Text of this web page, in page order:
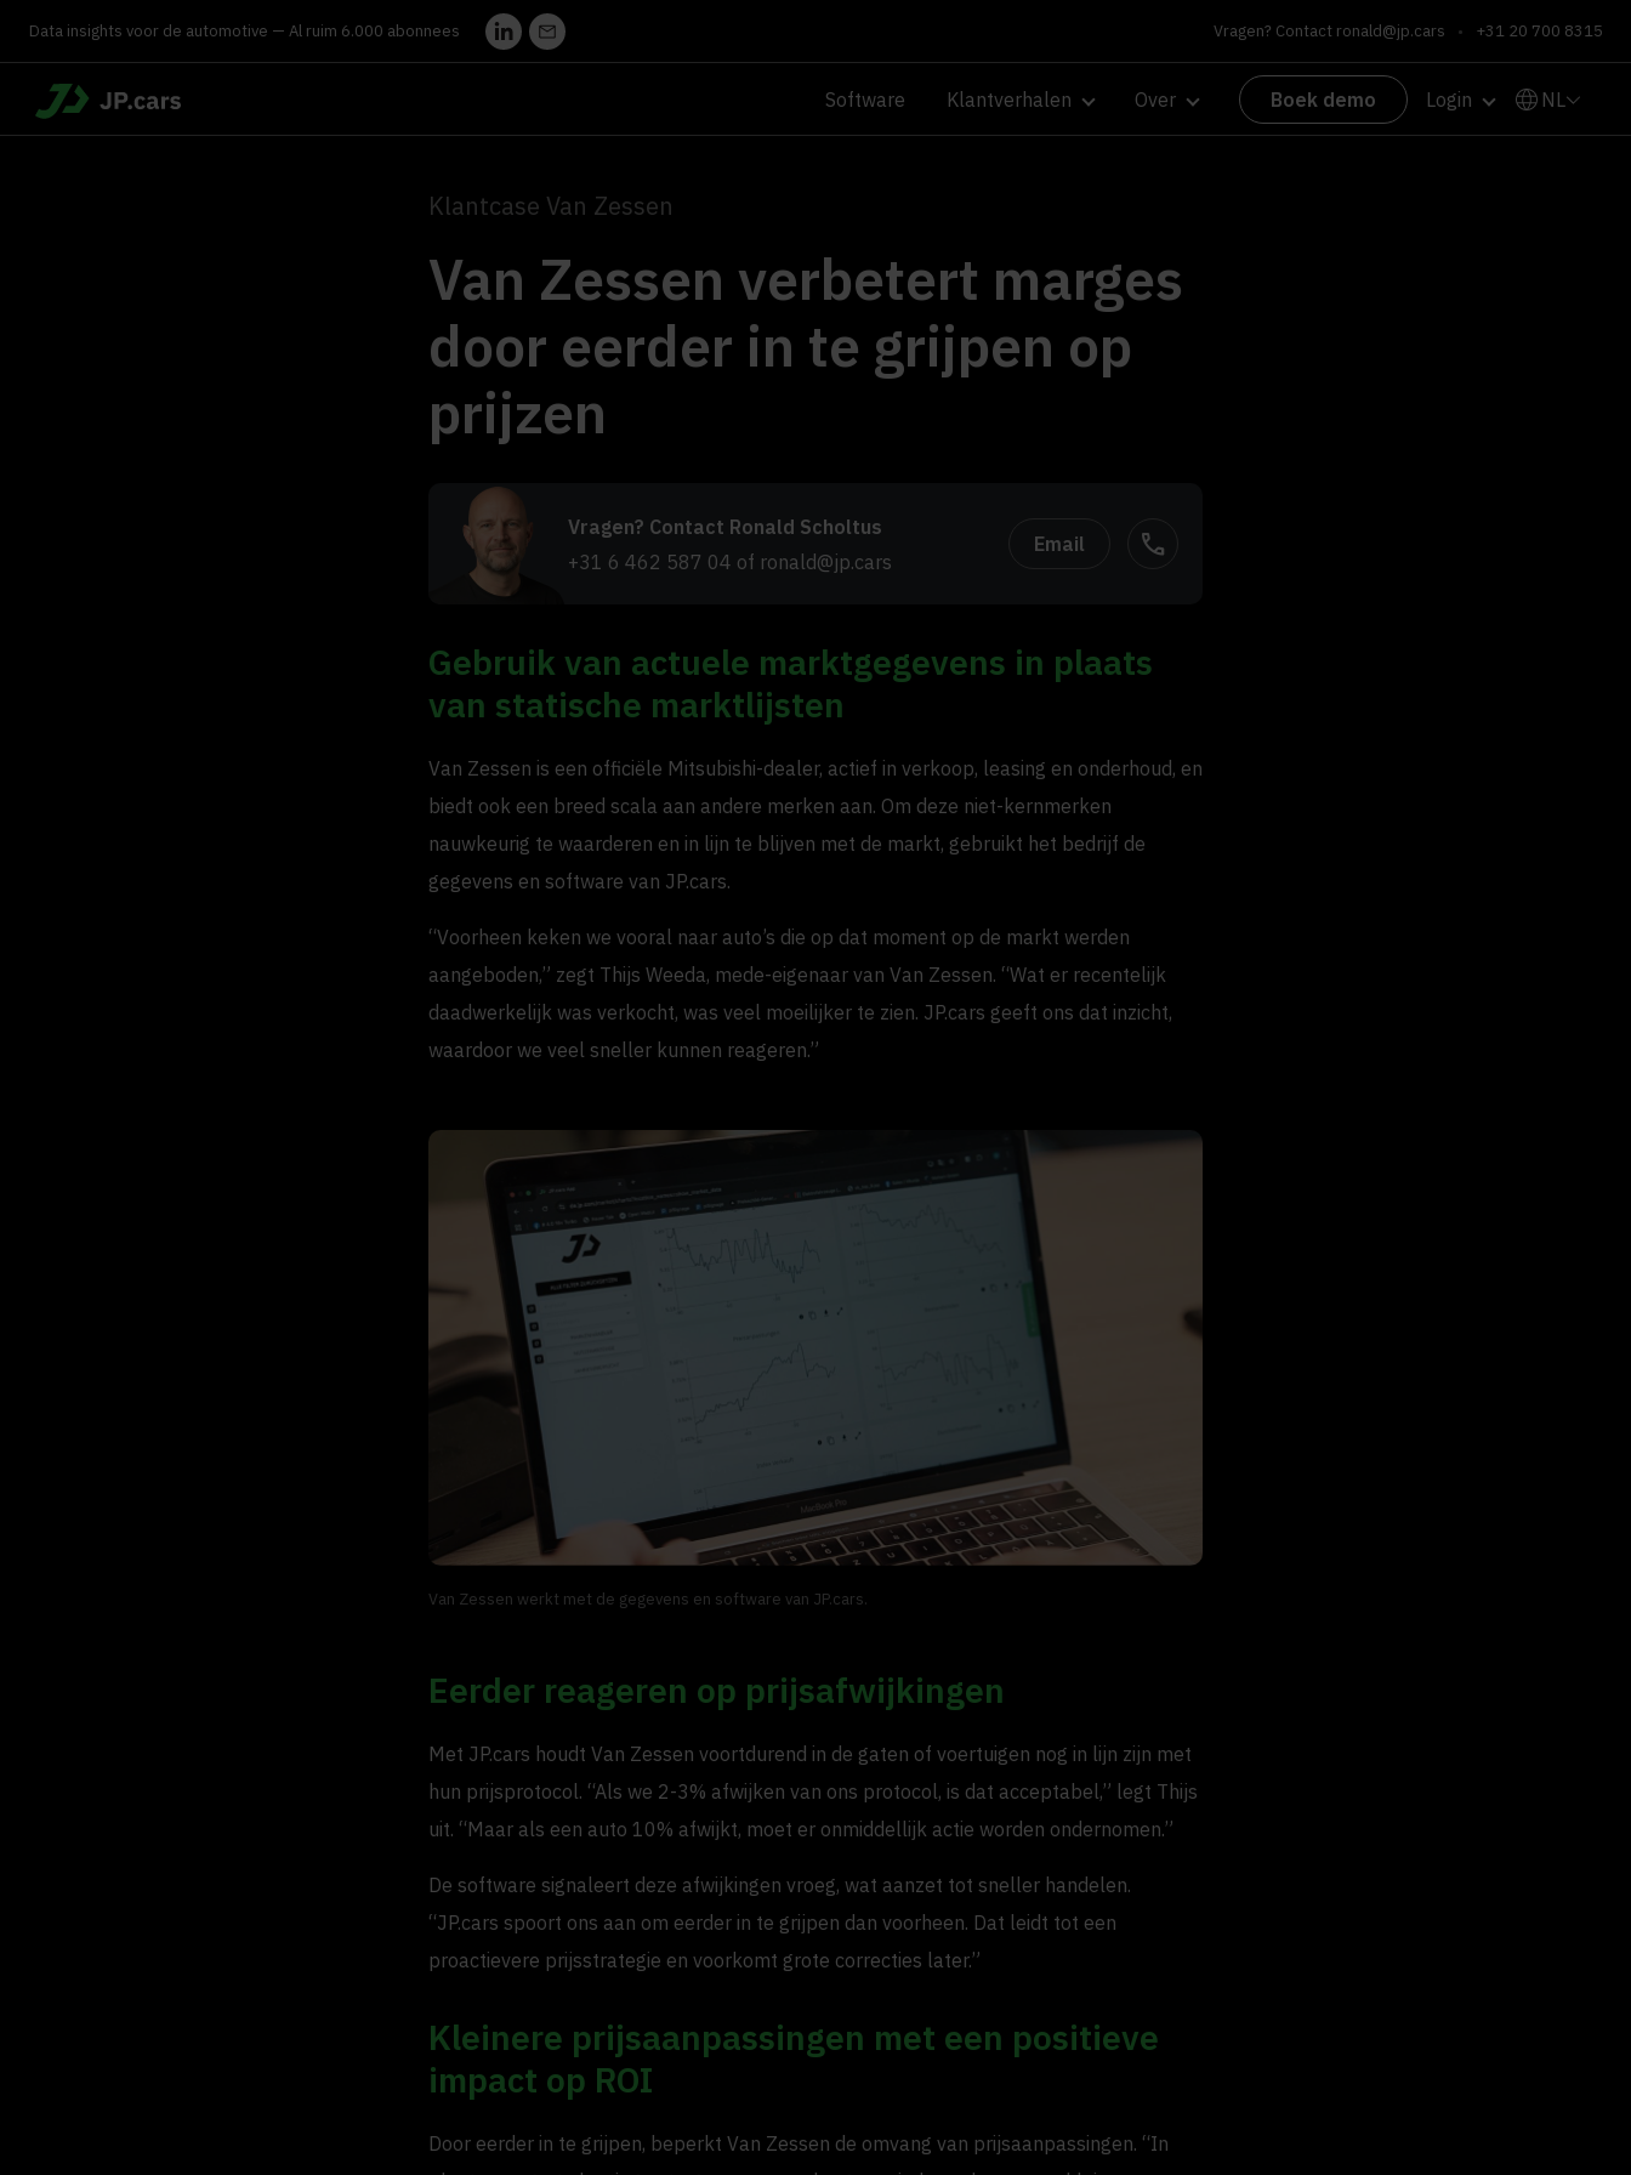
Data insights voor de automotive — Al ruim 6.000 abonnees Vragen? Contact ronald@jp.cars • +31 20 700 8315
Software Klantverhalen Over Boek demo Login NL
Klantcase Van Zessen
Van Zessen verbetert marges
door eerder in te grijpen op
prijzen
Vragen? Contact Ronald Scholtus
+31 6 462 587 04 of ronald@jp.cars
Email call
Gebruik van actuele marktgegevens in plaats
van statische marktlijsten
Van Zessen is een officiële Mitsubishi-dealer, actief in verkoop, leasing en onderhoud, en
biedt ook een breed scala aan andere merken aan. Om deze niet-kernmerken
nauwkeurig te waarderen en in lijn te blijven met de markt, gebruikt het bedrijf de
gegevens en software van JP.cars.
“Voorheen keken we vooral naar auto’s die op dat moment op de markt werden
aangeboden,” zegt Thijs Weeda, mede-eigenaar van Van Zessen. “Wat er recentelijk
daadwerkelijk was verkocht, was veel moeilijker te zien. JP.cars geeft ons dat inzicht,
waardoor we veel sneller kunnen reageren.”
Van Zessen werkt met de gegevens en software van JP.cars.
Eerder reageren op prijsafwijkingen
Met JP.cars houdt Van Zessen voortdurend in de gaten of voertuigen nog in lijn zijn met
hun prijsprotocol. “Als we 2-3% afwijken van ons protocol, is dat acceptabel,” legt Thijs
uit. “Maar als een auto 10% afwijkt, moet er onmiddellijk actie worden ondernomen.”
De software signaleert deze afwijkingen vroeg, wat aanzet tot sneller handelen.
“JP.cars spoort ons aan om eerder in te grijpen dan voorheen. Dat leidt tot een
proactievere prijsstrategie en voorkomt grote correcties later.”
Kleinere prijsaanpassingen met een positieve
impact op ROI
Door eerder in te grijpen, beperkt Van Zessen de omvang van prijsaanpassingen. “In